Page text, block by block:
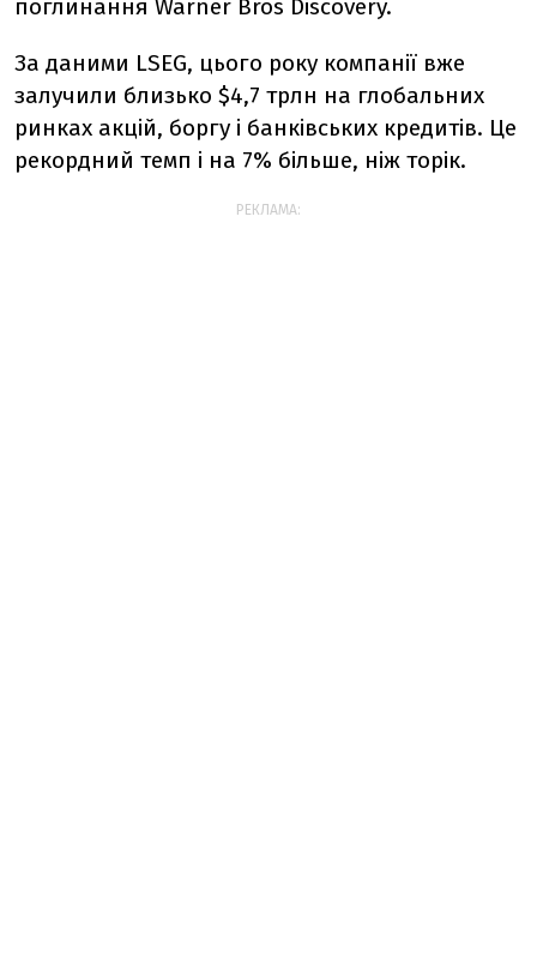
поглинання Warner Bros Discovery.
За даними LSEG, цього року компанії вже
залучили близько $4,7 трлн на глобальних
ринках акцій, боргу і банківських кредитів. Це
рекордний темп і на 7% більше, ніж торік.
РЕКЛАМА: